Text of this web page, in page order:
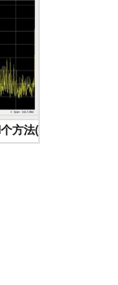
方法(下) 频谱监测